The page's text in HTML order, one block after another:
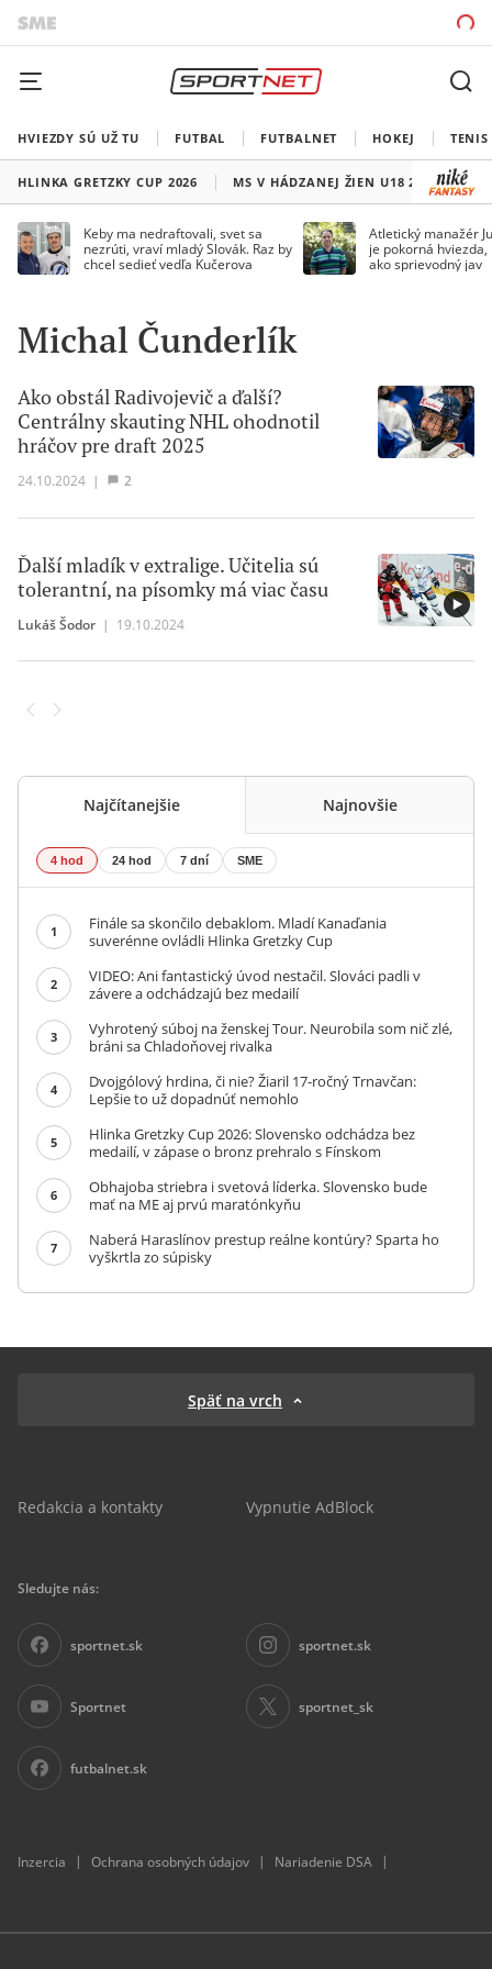
HVIEZDY SÚ UŽ TU FUTBAL FUTBALNET HOKEJ TENIS
HLINKA GRETZKY CUP 2026 MS V HÁDZANEJ ŽIEN U18 2026
Keby ma nedraftovali, svet sa
nezrúti, vraví mladý Slovák. Raz by
chcel sedieť vedľa Kučerova
Atletický manažér
je pokorná
ako sprievodný jav
Michal Čunderlík
Ako obstál Radivojevič a ďalší?
Centrálny skauting NHL ohodnotil
hráčov pre draft 2025
24.10.2024 | 2
Ďalší mladík v extralige. Učitelia sú
tolerantní, na písomky má viac času
Lukáš Šodor | 19.10.2024
Najčítanejšie Najnovšie
4 hod 24 hod 7 dní SME
1
Finále sa skončilo debaklom. Mladí Kanaďania
suverénne ovládli Hlinka Gretzky Cup
2
VIDEO: Ani fantastický úvod nestačil. Slováci padli v
závere a odchádzajú bez medailí
3
Vyhrotený súboj na ženskej Tour. Neurobila som nič zlé,
bráni sa Chladoňovej rivalka
4
Dvojgólový hrdina, či nie? Žiaril 17-ročný Trnavčan:
Lepšie to už dopadnúť nemohlo
5
Hlinka Gretzky Cup 2026: Slovensko odchádza bez
medailí, v zápase o bronz prehralo s Fínskom
6
Obhajoba striebra i svetová líderka. Slovensko bude
mať na ME aj prvú maratónkyňu
7
Naberá Haraslínov prestup reálne kontúry? Sparta ho
vyškrtla zo súpisky
Späť na vrch
Redakcia a kontakty Vypnutie AdBlock
Sledujte nás:
sportnet.sk sportnet.sk
Sportnet sportnet_sk
futbalnet.sk
Inzercia | Ochrana osobných údajov | Nariadenie DSA |